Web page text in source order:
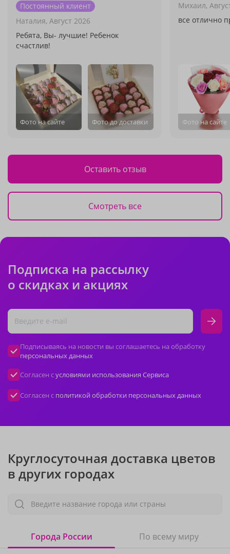
Постоянный клиент
Наталия, Август 2026
Ребята, Вы- лучшие! Ребенок
счастлив!
Фото на сайте Фото до доставки
Михаил,
все отлично
Фото на сайте
Оставить отзыв
Смотреть все
Подписка на рассылку
о скидках и акциях
Подписываясь на новости вы соглашаетесь на обработку
персональных данных
Согласен сусловиями использования Сервиса
Согласен с политикой обработки персональных данных
Круглосуточная доставка цветов
в других городах
Введите название города или страны
Города России По всему миру